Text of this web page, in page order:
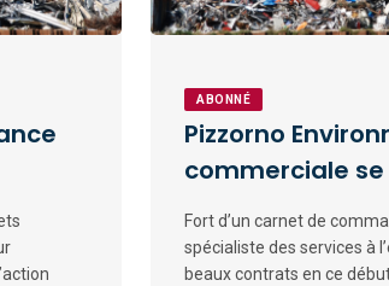
ABONNÉ
Pizzorno
commerciale
Fort d’un carnet de
spécialiste des services à
beaux contrats en ce